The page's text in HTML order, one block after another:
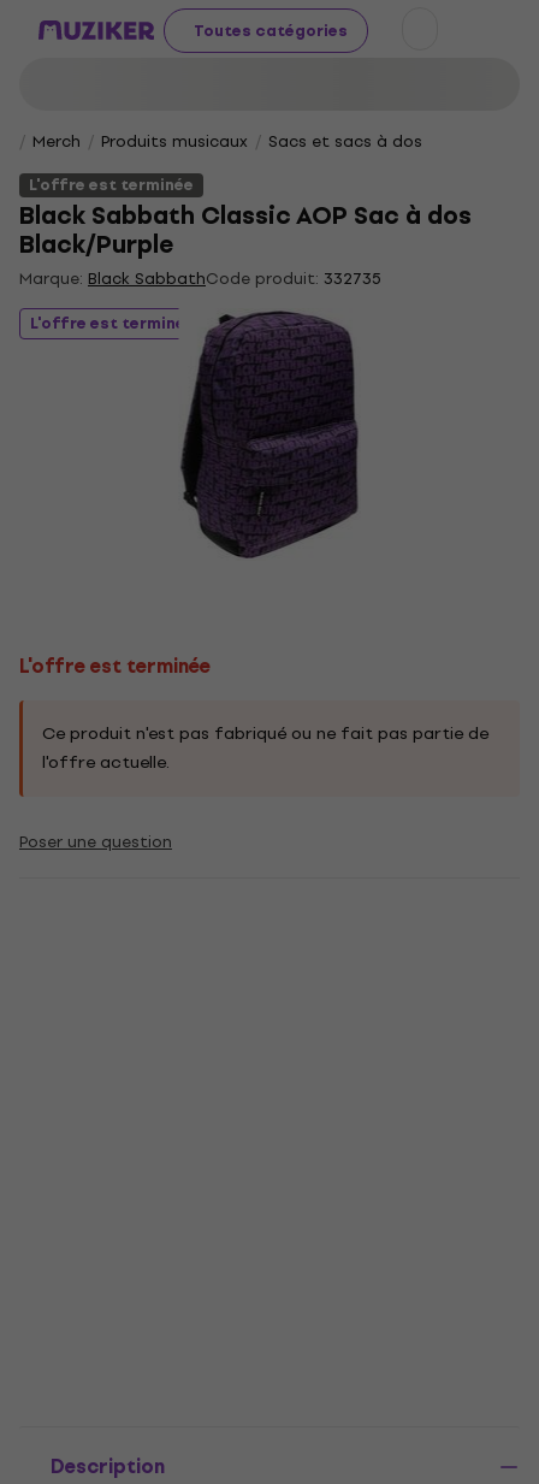
Toutes catégories
Merch Produits musicaux
Sacs et sacs à dos
L'offre est terminée
Black Sabbath Classic AOP Sac à dos
Black/Purple
Marque: Black SabbathCode produit: 332735
L'offre est terminée
L'offre est terminée
Ce produit n'est pas fabriqué ou ne fait pas partie de
l'offre actuelle.
Poser une question
Description